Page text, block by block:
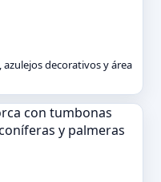
decorativos y área